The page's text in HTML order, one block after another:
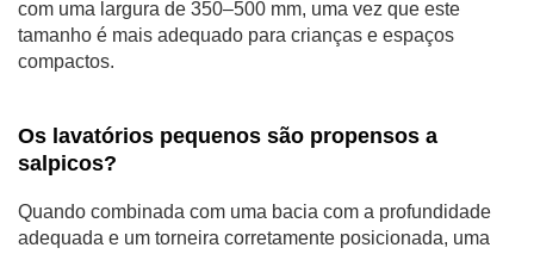
com uma largura de 350–500 mm, uma vez que este
tamanho é mais adequado para crianças e espaços
compactos.
Os lavatórios pequenos são propensos a
salpicos?
Quando combinada com uma bacia com a profundidade
adequada e um torneira corretamente posicionada, uma